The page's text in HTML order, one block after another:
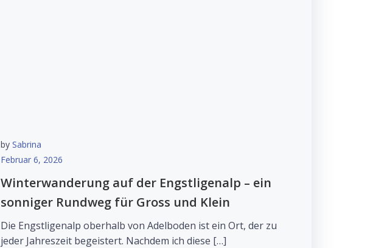
by Sabrina
Februar 6, 2026
Winterwanderung auf der Engstligenalp – ein
sonniger Rundweg für Gross und Klein
Die Engstligenalp oberhalb von Adelboden ist ein Ort, der zu
jeder Jahreszeit begeistert. Nachdem ich diese […]